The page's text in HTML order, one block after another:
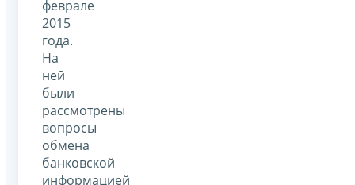
феврале
2015
года.
На
ней
были
рассмотрены
вопросы
обмена
банковской
информацией